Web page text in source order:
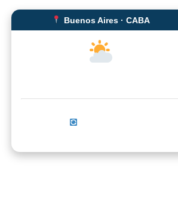
Buenos Aires · CABA